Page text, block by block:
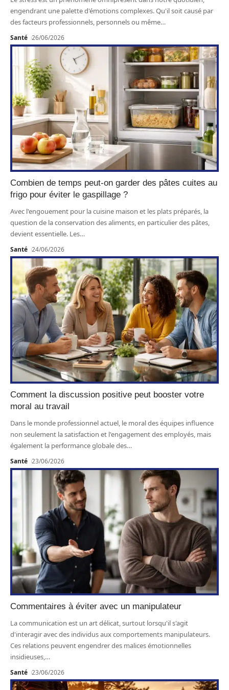
engendrant une palette d'émotions complexes. Qu'il soit causé par
des facteurs professionnels, personnels ou même…
Santé 26/06/2026
Combien de temps peut-on garder des pâtes cuites au
frigo pour éviter le gaspillage ?
Avec l'engouement pour la cuisine maison et les plats préparés, la
question de la conservation des aliments, en particulier des pâtes,
devient essentielle. Les…
Santé 24/06/2026
Comment la discussion positive peut booster votre
moral au travail
Dans le monde professionnel actuel, le moral des équipes influence
non seulement la satisfaction et l'engagement des employés, mais
également la performance globale des…
Santé 23/06/2026
Commentaires à éviter avec un manipulateur
La communication est un art délicat, surtout lorsqu'il s'agit
d'interagir avec des individus aux comportements manipulateurs.
Ces relations peuvent engendrer des maliсes émotionnelles
insidieuses,…
Santé 23/06/2026